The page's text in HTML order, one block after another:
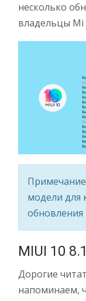
несколько
владельцы Mi
модели для
MIUI 10
Дорогие
напоминаем,